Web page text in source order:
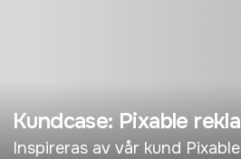
Kundcase: Pixable
Inspireras av vår kund